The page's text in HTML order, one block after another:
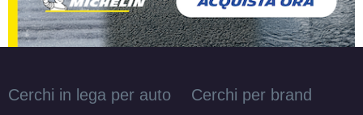
Cerchi in lega per auto Cerchi per brand